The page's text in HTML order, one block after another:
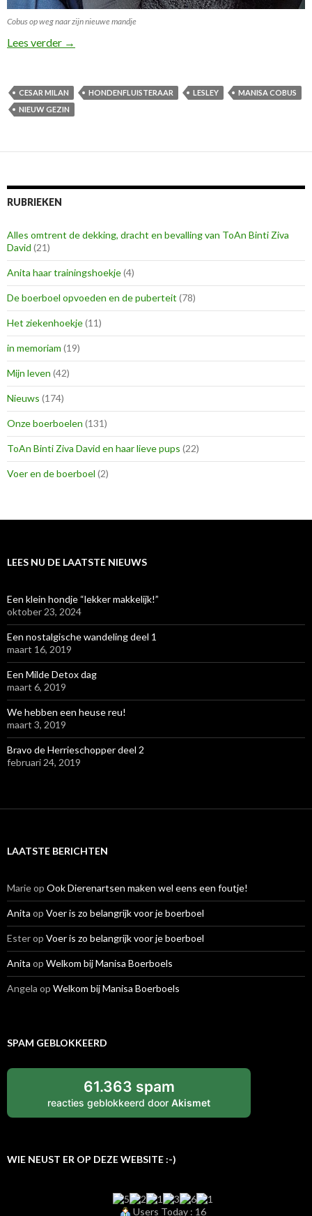
Cobus op weg naar zijn nieuwe mandje
Lees verder Cobus zit nu bij de hondenfluisteraar in spé!
→
CESAR MILAN HONDENFLUISTERAAR LESLEY
MANISA COBUS
NIEUW GEZIN
RUBRIEKEN
Alles omtrent de dekking, dracht en bevalling van ToAn Binti Ziva
David (21)
Anita haar trainingshoekje(4)
De boerboel opvoeden en de puberteit (78)
Het ziekenhoekje(11)
in memoriam (19)
Mijn leven (42)
Nieuws (174)
Onze boerboelen (131)
ToAn Binti Ziva David en haar lieve pups (22)
Voer en de boerboel (2)
LEES NU DE LAATSTE NIEUWS
Een klein hondje “lekker makkelijk!”
oktober 23, 2024
Een nostalgische wandeling deel 1
maart 16, 2019
Een Milde Detox dag
maart 6, 2019
We hebben een heuse reu!
maart 3, 2019
Bravo de Herrieschopper deel 2
februari 24, 2019
LAATSTE BERICHTEN
Marieop Ook Dierenartsen maken wel eens een foutje!
Anita op Voer is zo belangrijk voor je boerboel
Esterop Voer is zo belangrijk voor je boerboel
Anita op Welkom bij Manisa Boerboels
Angela op Welkom bij Manisa Boerboels
SPAM GEBLOKKEERD
61.363 spam
reacties geblokkeerd door Akismet
WIE NEUST ER OP DEZE WEBSITE :-)
Users Today : 16